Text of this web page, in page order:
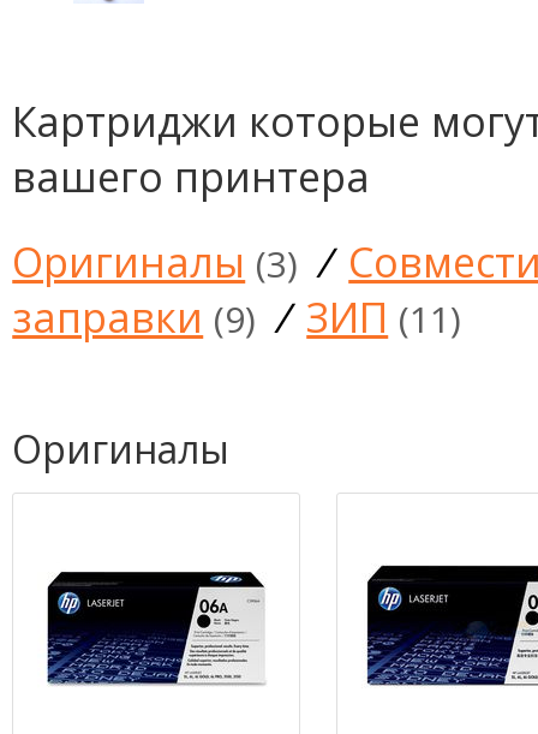
Картриджи которые
вашего принтера
Оригиналы (3) /
заправки (9) / ЗИП (11)
Оригиналы